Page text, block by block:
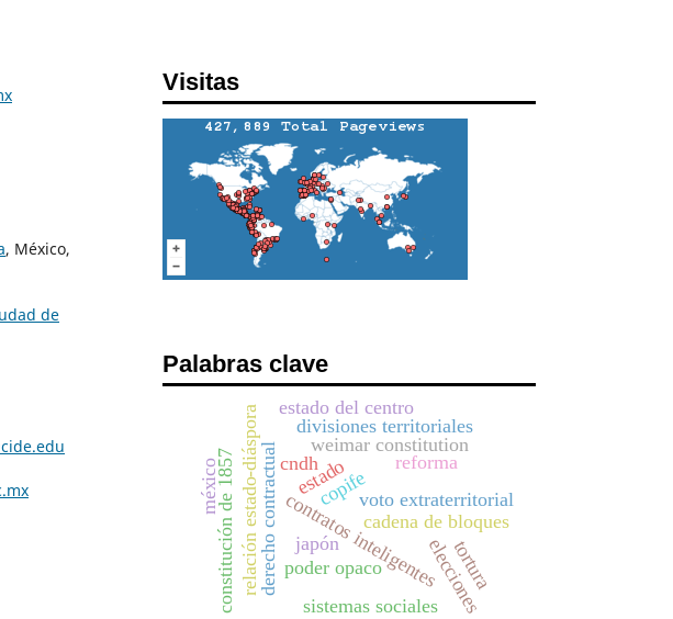
, México,
de
Visitas
Palabras clave
cadena de bloques
contratos inteligentes
derecho contractual voto extraterritorial
reforma
elecciones
relación estado-diáspora copife
weimar constitution
divisiones territoriales
constitución de 1857
estado del centro
sistemas sociales
poder opaco tortura
cndh
estado
méxico
japón